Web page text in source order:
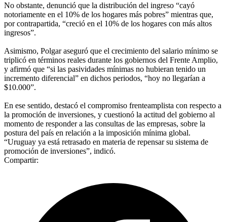
No obstante, denunció que la distribución del ingreso “cayó
notoriamente en el 10% de los hogares más pobres” mientras que,
por contrapartida, “creció en el 10% de los hogares con más altos
ingresos”.
Asimismo, Polgar aseguró que el crecimiento del salario mínimo se
triplicó en términos reales durante los gobiernos del Frente Amplio,
y afirmó que “si las pasividades mínimas no hubieran tenido un
incremento diferencial” en dichos periodos, “hoy no llegarían a
$10.000”.
En ese sentido, destacó el compromiso frenteamplista con respecto a
la promoción de inversiones, y cuestionó la actitud del gobierno al
momento de responder a las consultas de las empresas, sobre la
postura del país en relación a la imposición mínima global.
“Uruguay ya está retrasado en materia de repensar su sistema de
promoción de inversiones”, indicó.
Compartir: